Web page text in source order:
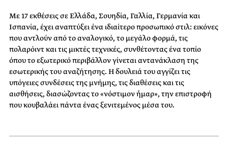
Με 17 εκθέσεις σε Ελλάδα, Σουηδία, Γαλλία, Γερμανία και
Ισπανία, έχει αναπτύξει ένα ιδιαίτερο προσωπικό στιλ: εικόνες
που αντλούν από το αναλογικό, το μεγάλο φορμά, τις
πολαρόιντ και τις μικτές τεχνικές, συνθέτοντας ένα τοπίο
όπου το εξωτερικό περιβάλλον γίνεται αντανάκλαση της
εσωτερικής του αναζήτησης. Η δουλειά του αγγίζει τις
υπόγειες συνδέσεις της μνήμης, τις διαθέσεις και τις
αισθήσεις, διασώζοντας το «νόστιμον ἦμαρ», την επιστροφή
που κουβαλάει πάντα ένας ξενιτεμένος μέσα του.